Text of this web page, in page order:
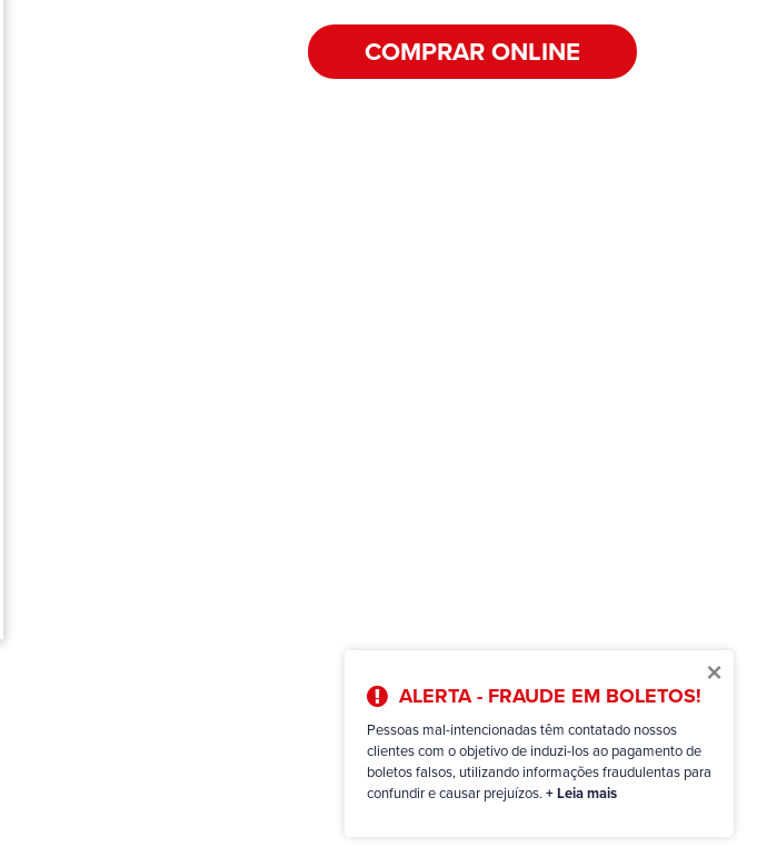
×
ALERTA - FRAUDE EM BOLETOS!
Pessoas mal-intencionadas têm contatado nossos
clientes com o objetivo de induzi-los ao pagamento de
boletos falsos, utilizando informações fraudulentas para
confundir e causar prejuízos. + Leia mais
COMPRAR ONLINE